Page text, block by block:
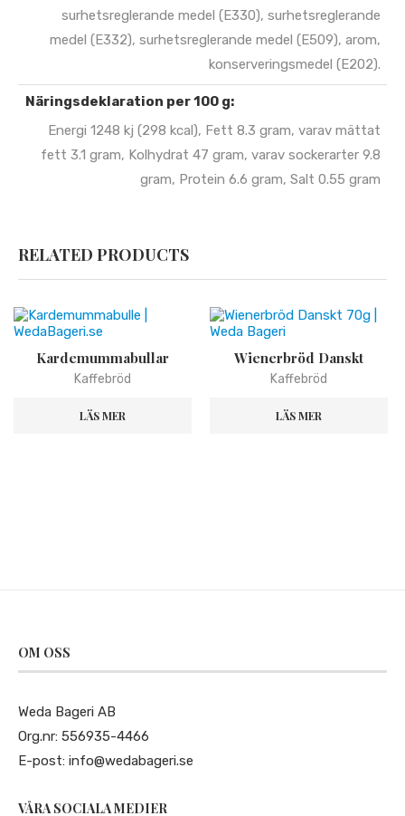
surhetsreglerande medel (E330), surhetsreglerande
medel (E332), surhetsreglerande medel (E509), arom,
konserveringsmedel (E202).
Näringsdeklaration per 100 g:
Energi 1248 kj (298 kcal), Fett 8.3 gram, varav mättat
fett 3.1 gram, Kolhydrat 47 gram, varav sockerarter 9.8
gram, Protein 6.6 gram, Salt 0.55 gram
RELATED PRODUCTS
Kardemummabullar
Kaffebröd
LÄS MER
Wienerbröd Danskt
Kaffebröd
LÄS MER
OM OSS
Weda Bageri AB
Org.nr: 556935-4466
E-post: info@wedabageri.se
VÅRA SOCIALA MEDIER